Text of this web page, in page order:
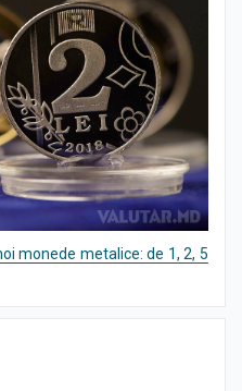
monede metalice: de 1, 2, 5